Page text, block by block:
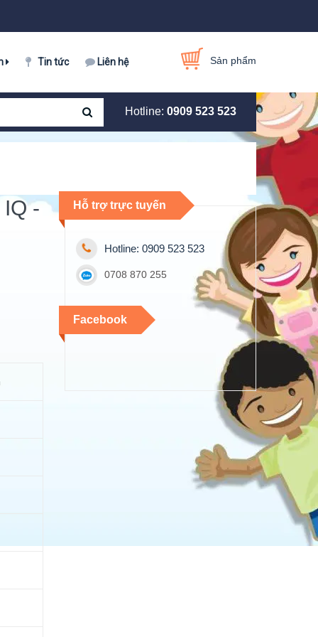
Tin tức Liên hệ Sản phẩm
Hotline: 0909 523 523
-
Hỗ trợ trực tuyến
Hotline: 0909 523 523
0708 870 255
Facebook